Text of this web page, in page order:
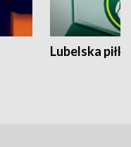
Lubelska piłka